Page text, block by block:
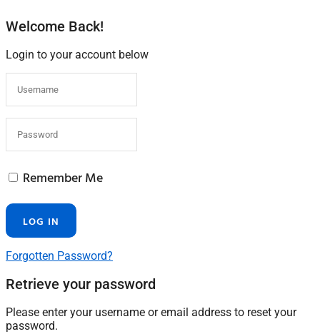
Welcome Back!
Login to your account below
Remember Me
Forgotten Password?
Retrieve your password
Please enter your username or email address to reset your
password.